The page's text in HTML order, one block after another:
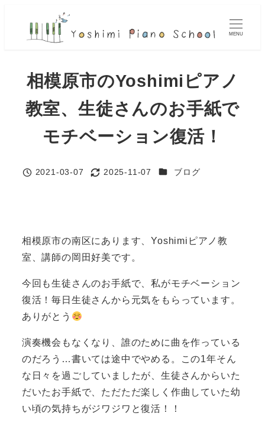
MENU
相模原市のYoshimiピアノ
教室、生徒さんのお手紙で
モチベーション復活！
投稿日
2021-03-07
更新日
2025-11-07 カテゴリー
ブログ
相模原市の南区にあります、Yoshimiピアノ教
室、講師の岡田好美です。
今回も生徒さんのお手紙で、私がモチベーション
復活！毎日生徒さんから元気をもらっています。
ありがとう
演奏機会もなくなり、誰のために曲を作っている
のだろう…書いては途中でやめる。この1年そん
な日々を過ごしていましたが、生徒さんからいた
だいたお手紙で、ただただ楽しく作曲していた幼
い頃の気持ちがジワジワと復活！！